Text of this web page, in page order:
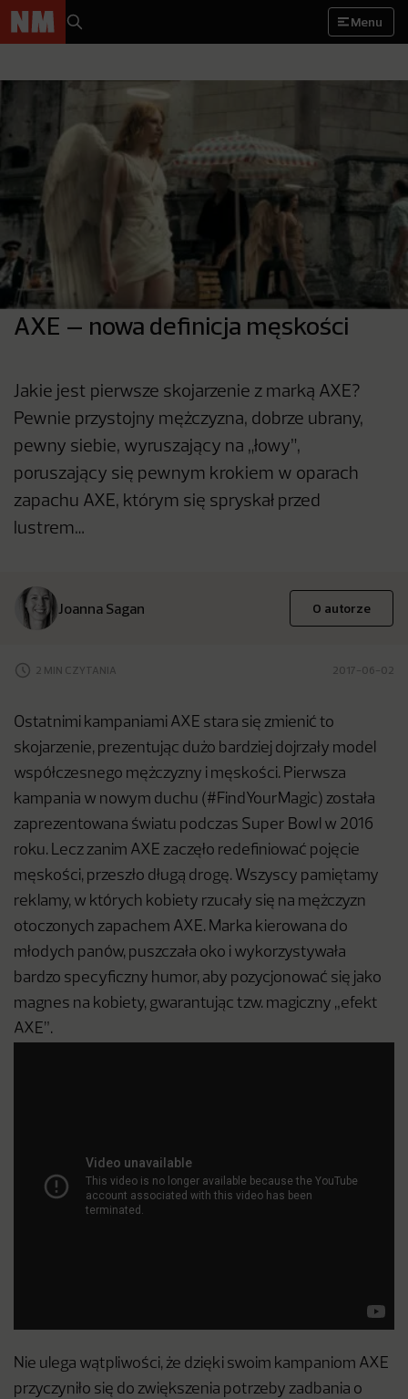
Menu
AXE – nowa definicja męskości
Jakie jest pierwsze skojarzenie z marką AXE?
Pewnie przystojny mężczyzna, dobrze ubrany,
pewny siebie, wyruszający na „łowy”,
poruszający się pewnym krokiem w oparach
zapachu AXE, którym się spryskał przed
lustrem…
Joanna Sagan O autorze
2 MIN CZYTANIA 2017-06-02
Ostatnimi kampaniami AXE stara się zmienić to
skojarzenie, prezentując dużo bardziej dojrzały model
współczesnego mężczyzny i męskości. Pierwsza
kampania w nowym duchu (#FindYourMagic) została
zaprezentowana światu podczas Super Bowl w 2016
roku. Lecz zanim AXE zaczęło redefiniować pojęcie
męskości, przeszło długą drogę. Wszyscy pamiętamy
reklamy, w których kobiety rzucały się na mężczyzn
otoczonych zapachem AXE. Marka kierowana do
młodych panów, puszczała oko i wykorzystywała
bardzo specyficzny humor, aby pozycjonować się jako
magnes na kobiety, gwarantując tzw. magiczny „efekt
AXE”.
Nie ulega wątpliwości, że dzięki swoim kampaniom AXE
przyczyniło się do zwiększenia potrzeby zadbania o